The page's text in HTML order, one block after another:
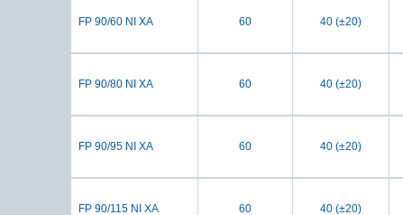
FP 90/60 NI XA 60 40 (±20)
FP 90/80 NI XA 60 40 (±20)
FP 90/95 NI XA 60 40 (±20)
FP 90/115 NI XA 60 40 (±20)